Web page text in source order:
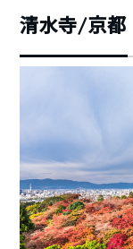
清水寺/京都